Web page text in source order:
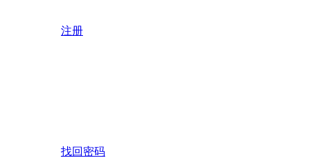
注册
找回密码